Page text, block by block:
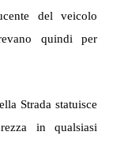
del veicolo
quindi per
Strada statuisce
in qualsiasi